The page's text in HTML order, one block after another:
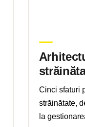
2025
Cinci sfaturi
străinătate,
la